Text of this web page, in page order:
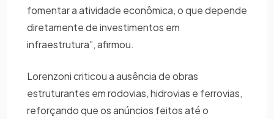
fomentar a atividade econômica, o que depende
diretamente de investimentos em
infraestrutura”, afirmou.
Lorenzoni criticou a ausência de obras
estruturantes em rodovias, hidrovias e ferrovias,
reforçando que os anúncios feitos até o